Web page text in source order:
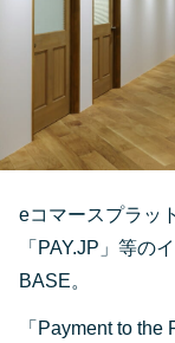
eコマースプラッ
「PAY.JP」等の
BASE。
「Payment to